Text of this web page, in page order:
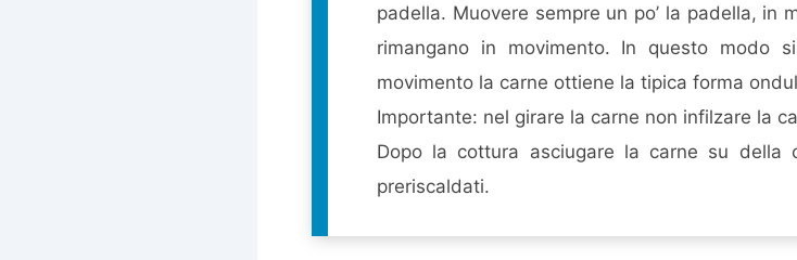
padella. Muovere sempre un po’ la padella, in
rimangano in movimento. In questo modo
movimento la carne ottiene la tipica forma
Importante: nel girare la carne non infilzare la
Dopo la cottura asciugare la carne su della
preriscaldati.